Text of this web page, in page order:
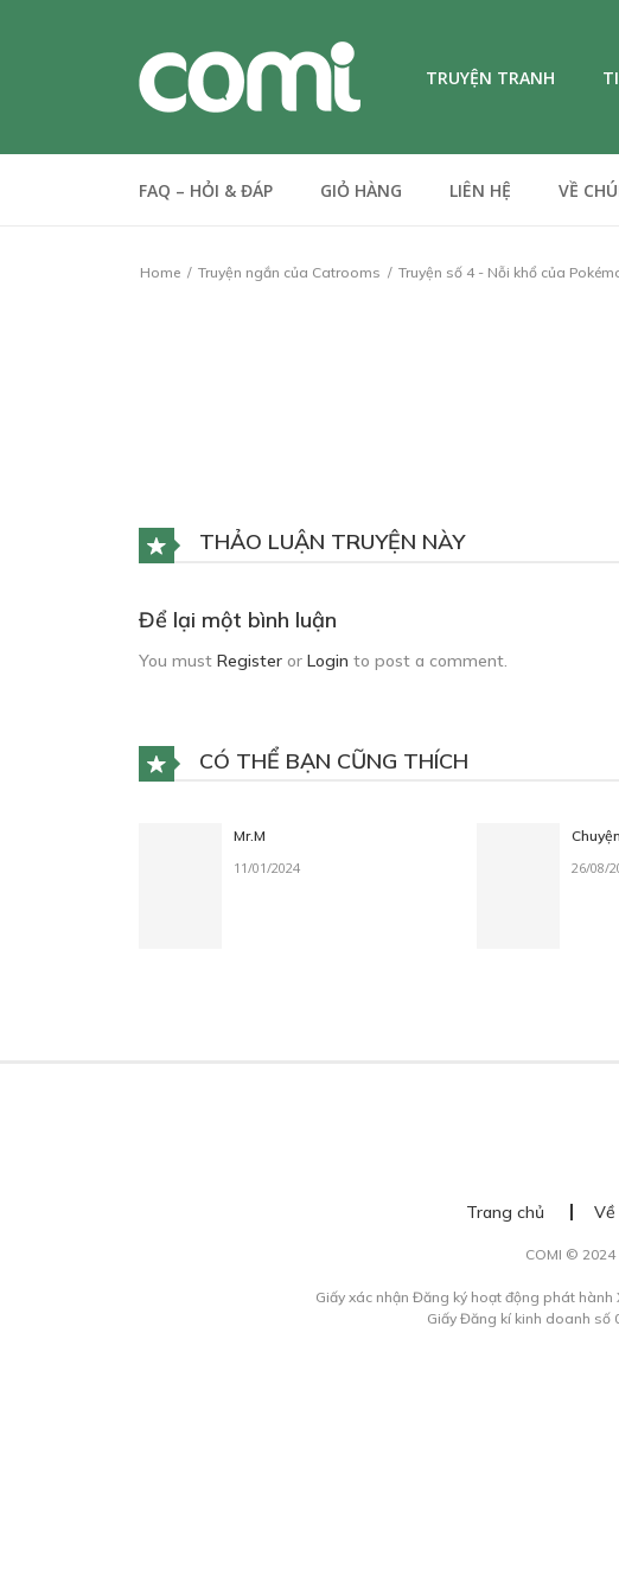
TRUYỆN TRANH
FAQ – HỎI & ĐÁP GIỎ HÀNG LIÊN HỆ VỀ
Home Truyện ngắn của Catrooms Truyện số 4 - Nỗi khổ của
THẢO LUẬN TRUYỆN NÀY
Để lại một bình luận
You must Register or Login to post a comment.
CÓ THỂ BẠN CŨNG THÍCH
Trang chủ
COMI ©
Giấy xác nhận Đăng ký hoạt động phát
Giấy Đăng kí kinh doanh